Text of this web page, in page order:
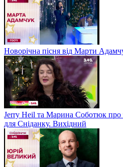
Новорічна пісня від Марти
Jerry Heil та Марина Соботюк про
для Сніданку. Вихідний